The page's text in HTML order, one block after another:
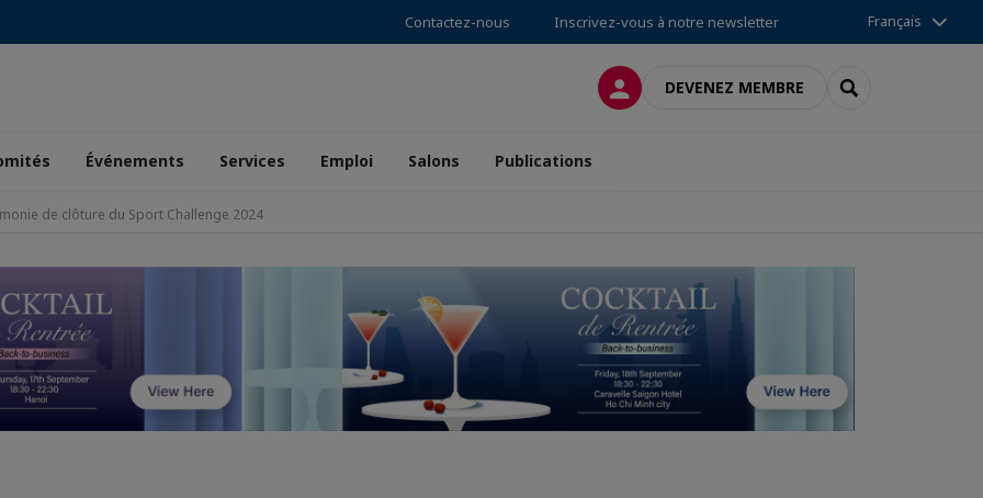
Contactez-nous Inscrivez-vous à notre newsletter Français
CONNEXIONDEVENEZ MEMBRE RECHERCHER
Événements Services Emploi Salons Publications
de clôture du Sport Challenge 2024